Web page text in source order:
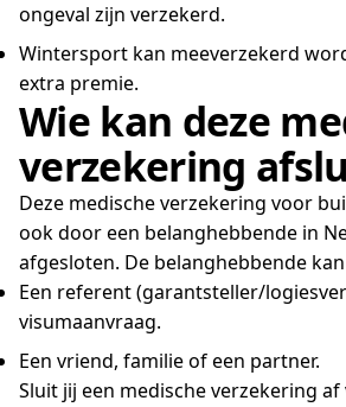
ongeval zijn verzekerd.
Wintersport kan meeverzekerd
extra premie.
Wie kan deze
verzekering
Deze medische verzekering voor
ook door een belanghebbende in
afgesloten. De belanghebbende
Een referent (garantsteller/
visumaanvraag.
Een vriend, familie of een partner.
Sluit jij een medische verzekering